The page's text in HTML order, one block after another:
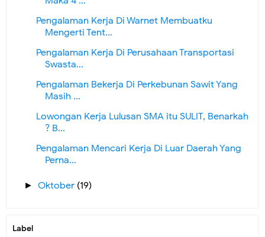
Pengalaman Kerja Di Warnet Membuatku
Mengerti Tent...
Pengalaman Kerja Di Perusahaan Transportasi
Swasta...
Pengalaman Bekerja Di Perkebunan Sawit Yang
Masih ...
Lowongan Kerja Lulusan SMA itu SULIT, Benarkah
? B...
Pengalaman Mencari Kerja Di Luar Daerah Yang
Perna...
►Oktober (19)
Label